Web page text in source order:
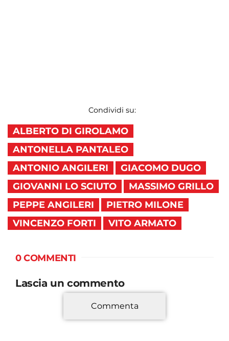
Condividi su:
ALBERTO DI GIROLAMO
ANTONELLA PANTALEO
ANTONIO ANGILERI
GIACOMO DUGO
GIOVANNI LO SCIUTO
MASSIMO GRILLO
PEPPE ANGILERI
PIETRO MILONE
VINCENZO FORTI
VITO ARMATO
0 COMMENTI
Lascia un commento
*
Commenta